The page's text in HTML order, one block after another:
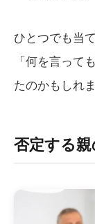
ひとつでも当
「何を言って
たのかもしれま
否定する